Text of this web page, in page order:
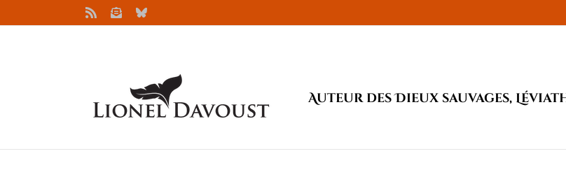
au
Rss Newsletter
Bluesky
Auteur des Dieux sauvages,